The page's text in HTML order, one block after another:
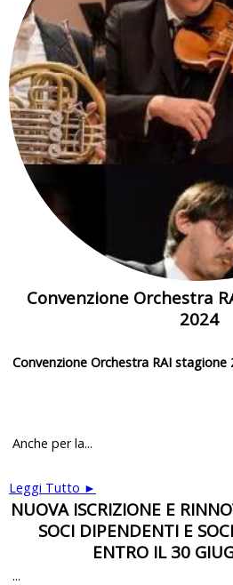
Convenzione Orchestra
2024
Convenzione Orchestra RAI stagione
Anche per la...
Leggi Tutto ►
NUOVA ISCRIZIONE E
SOCI DIPENDENTI E
ENTRO IL 30
...